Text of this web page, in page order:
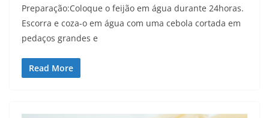
Preparação:Coloque o feijão em água durante 24horas.
Escorra e coza-o em água com uma cebola cortada em
pedaços grandes e
Read More